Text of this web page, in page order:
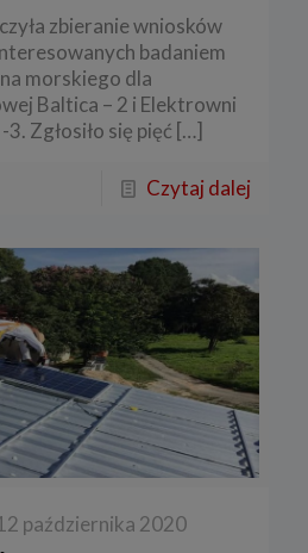
zbieranie wniosków
badaniem
morskiego dla
Baltica – 2 i Elektrowni
Zgłosiło się pięć […]
Czytaj dalej
października 2020